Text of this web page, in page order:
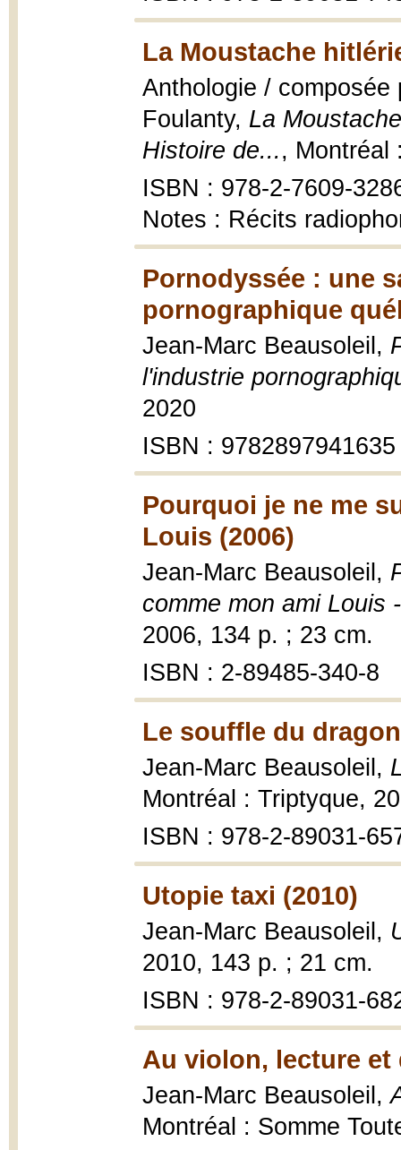
La Moustache
Anthologie /
Foulanty, La
Histoire de... , Montréal
ISBN : 978-2-7609-
Notes : Récits
Pornodyssée : une
pornographique
Jean-Marc Beausoleil,
l'industrie
2020
ISBN : 9782897941635
Pourquoi je ne me
Louis (2006)
Jean-Marc Beausoleil,
comme mon ami Louis
2006, 134 p. ; 23 cm.
ISBN : 2-89485-340-8
Le souffle du
Jean-Marc Beausoleil,
Montréal : Triptyque,
ISBN : 978-2-89031-
Utopie taxi (2010)
Jean-Marc Beausoleil,
2010, 143 p. ; 21 cm.
ISBN : 978-2-89031-
Au violon, lecture et
Jean-Marc Beausoleil,
Montréal : Somme